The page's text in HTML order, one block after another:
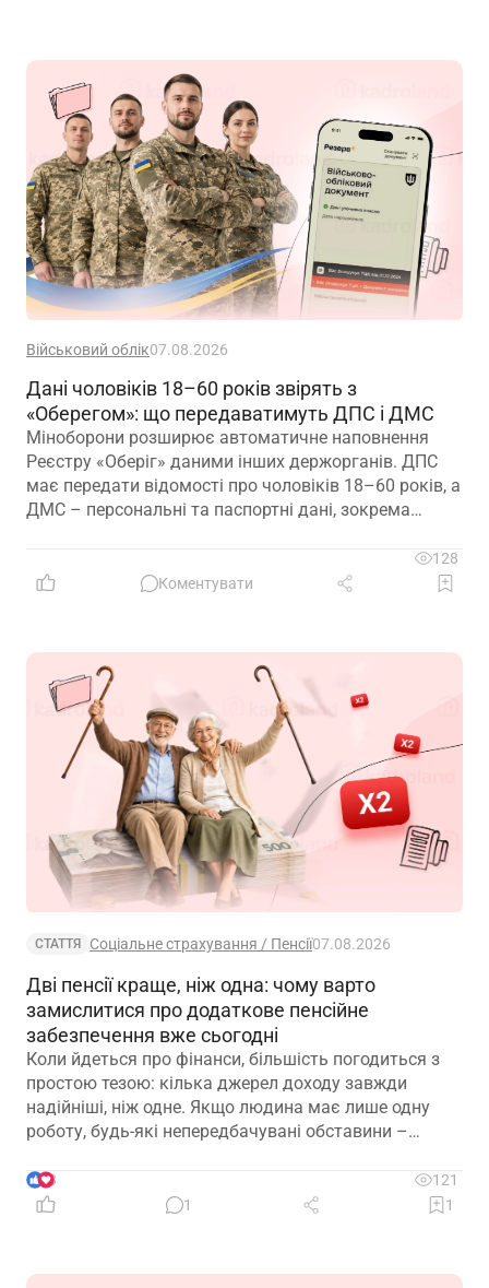
Військовий облік07.08.2026
Дані чоловіків 18–60 років звірять з
«Оберегом»: що передаватимуть ДПС і ДМС
Міноборони розширює автоматичне наповнення
Реєстру «Оберіг» даними інших держорганів. ДПС
має передати відомості про чоловіків 18–60 років, а
ДМС – персональні та паспортні дані, зокрема
128
Коментувати
СТАТТЯ Соціальне страхування / Пенсії07.08.2026
Дві пенсії краще, ніж одна: чому варто
замислитися про додаткове пенсійне
забезпечення вже сьогодні
Коли йдеться про фінанси, більшість погодиться з
простою тезою: кілька джерел доходу завжди
надійніші, ніж одне. Якщо людина має лише одну
роботу, будь-які непередбачувані обставини –
окремій галузі – можуть миттєво позбавити її
доходу. Саме тому диверсифікація давно
застосовують до пенсійного забезпечення
3
121
1
1